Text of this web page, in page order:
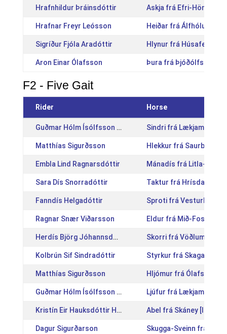
Hrafnhildur Þráinsdóttir Askja frá Efri-Hömrum
Hrafnar Freyr Leósson Heiðar frá Álfhólum
Sigríður Fjóla Aradóttir Hlynur frá Húsafelli
Aron Einar Ólafsson Þura frá Þjóðólfshaga 1
F2 - Five Gait
Rider Horse
Guðmar Hólm Ísólfsson Líndal Sindri frá Lækjamóti II
Matthías Sigurðsson Hlekkur frá Saurbæ
Embla Lind Ragnarsdóttir Mánadís frá Litla-Dal
Sara Dís Snorradóttir Taktur frá Hrísdal
Fanndís Helgadóttir Sproti frá Vesturkoti
Ragnar Snær Viðarsson Eldur frá Mið-Fossum
Herdís Björg Jóhannsdóttir Skorri frá Vöðlum
Kolbrún Sif Sindradóttir Styrkur frá
Matthías Sigurðsson Hljómur frá Ólafsbergi
Guðmar Hólm Ísólfsson Líndal Ljúfur frá Lækjamóti II
Kristín Eir Hauksdóttir Holake Abel frá Skáney
Dagur Sigurðarson Skugga-Sveinn frá